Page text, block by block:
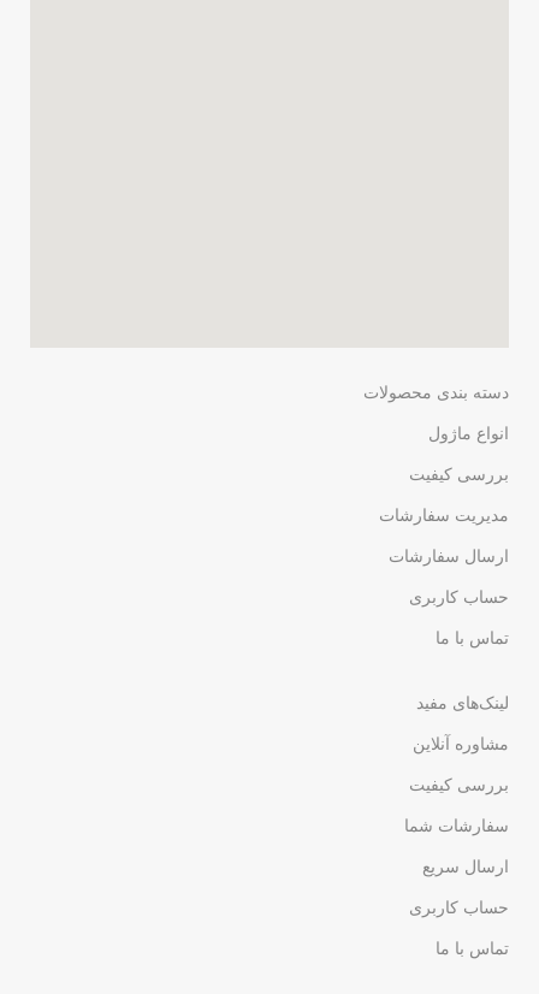
دسته بندی محصولات
انواع ماژول
بررسی کیفیت
مدیریت سفارشات
ارسال سفارشات
حساب کاربری
تماس با ما
لینک‌های مفید
مشاوره آنلاین
بررسی کیفیت
سفارشات شما
ارسال سریع
حساب کاربری
تماس با ما